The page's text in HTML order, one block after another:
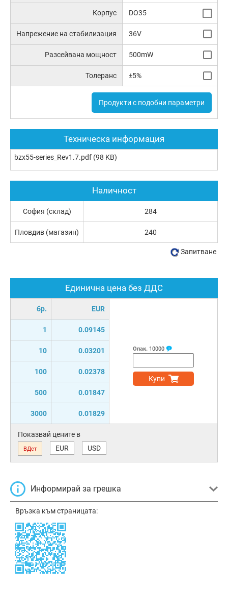
Корпус DO35
Напрежение на стабилизация 36V
Разсейвана мощност 500mW
Толеранс ±5%
Продукти с подобни параметри
Техническа информация
bzx55-series_Rev1.7.pdf (98 KB)
Единична цена без ДДС
бр. EUR
1 0.09145
10 0.03201
100 0.02378
500 0.01847
3000 0.01829
Опак. 10000
Купи
Показвай цените в
ВДст EUR USD
Информирай за грешка
Връзка към страницата:
Наличност
София (склад) 284
Пловдив (магазин) 240
Запитване